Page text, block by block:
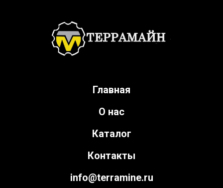
Главная
О нас
Каталог
Контакты
info@terramine.ru